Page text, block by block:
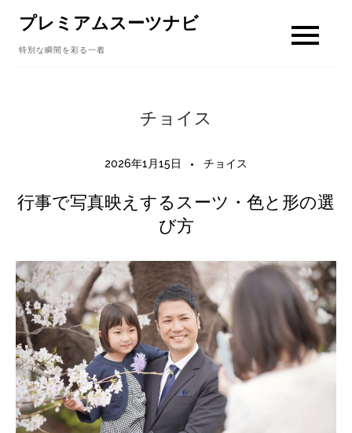
content
プレミアムスーツナビ
特別な瞬間を彩る一着
チョイス
2026年1月15日 チョイス
行事で写真映えするスーツ・色と形の選
び方